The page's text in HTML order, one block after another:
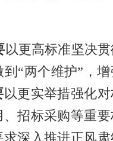
以更高标准坚决
“两个维护”，增
以更实举措强化对
招标采购等重要
求深入推进正风肃